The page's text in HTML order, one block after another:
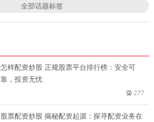
全部话题标签
怎样配资炒股 正规股票平台排行榜：安全可
靠，投资无忧
277
股票配资炒股 揭秘配资起源：探寻配资业务在